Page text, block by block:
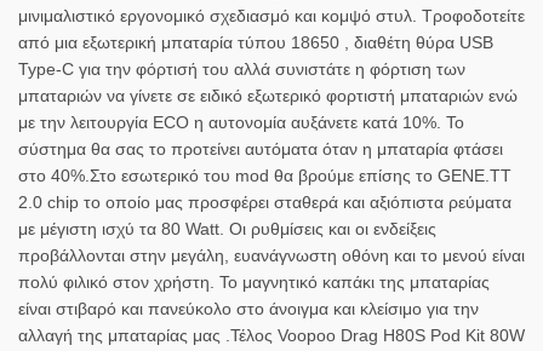
μινιμαλιστικό εργονομικό σχεδιασμό και κομψό στυλ. Τροφοδοτείτε
από μια εξωτερική μπαταρία τύπου 18650 , διαθέτη θύρα USB
Type-C για την φόρτισή του αλλά συνιστάτε η φόρτιση των
μπαταριών να γίνετε σε ειδικό εξωτερικό φορτιστή μπαταριών ενώ
με την λειτουργία ECO η αυτονομία αυξάνετε κατά 10%. Το
σύστημα θα σας το προτείνει αυτόματα όταν η μπαταρία φτάσει
στο 40%.Στο εσωτερικό του mod θα βρούμε επίσης το GENE.TT
2.0 chip το οποίο μας προσφέρει σταθερά και αξιόπιστα ρεύματα
με μέγιστη ισχύ τα 80 Watt. Οι ρυθμίσεις και οι ενδείξεις
προβάλλονται στην μεγάλη, ευανάγνωστη οθόνη και το μενού είναι
πολύ φιλικό στον χρήστη. Το μαγνητικό καπάκι της μπαταρίας
είναι στιβαρό και πανεύκολο στο άνοιγμα και κλείσιμο για την
αλλαγή της μπαταρίας μας .Τέλος Voopoo Drag H80S Pod Kit 80W